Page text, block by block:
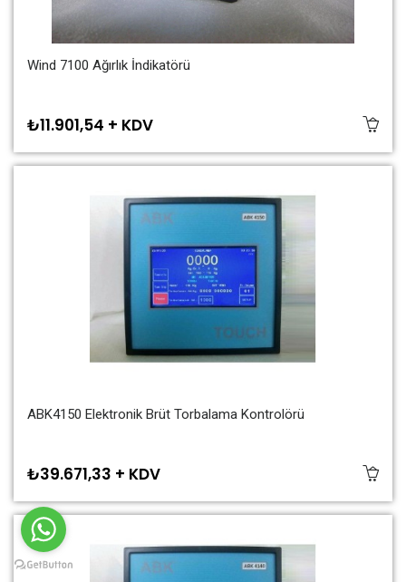
Wind 7100 Ağırlık İndikatörü
₺11.901,54 + KDV
ABK4150 Elektronik Brüt Torbalama Kontrolörü
₺39.671,33 + KDV